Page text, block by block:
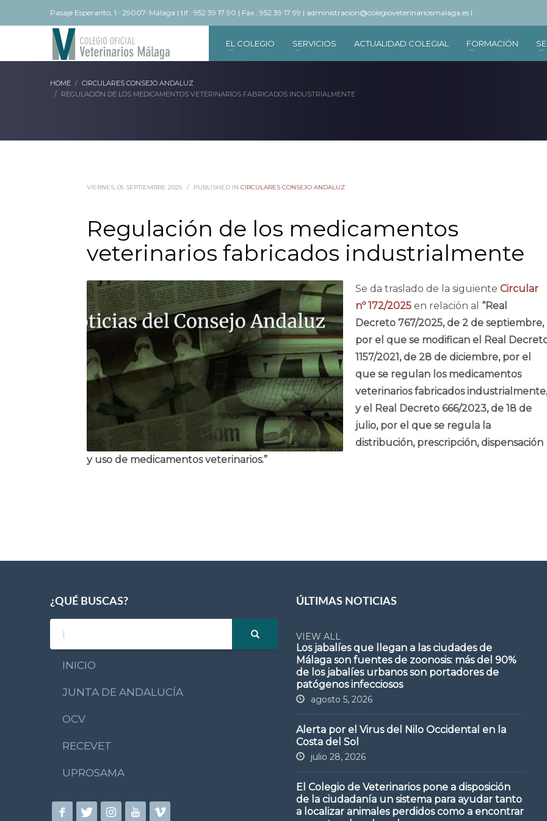
Pasaje Esperanto, 1 · 29007· Málaga | tlf : 952 39 17 90 | Fax : 952 39 17 99 | administracion@colegioveterinariosmalaga.es |
EL COLEGIO SERVICIOS ACTUALIDAD COLEGIAL FORMACIÓN
HOME
CIRCULARES CONSEJO ANDALUZ
REGULACIÓN DE LOS MEDICAMENTOS VETERINARIOS FABRICADOS INDUSTRIALMENTE
VIERNES, 05 SEPTIEMBRE 2025 / PUBLISHED IN CIRCULARES CONSEJO ANDALUZ
Regulación de los medicamentos
veterinarios fabricados industrialmente
Se da traslado de la siguiente Circular
nº 172/2025 en relación al “Real
Decreto 767/2025, de 2 de septiembre,
por el que se modifican el Real
1157/2021, de 28 de diciembre, por el
que se regulan los medicamentos
veterinarios fabricados industrialmente,
y el Real Decreto 666/2023, de 18 de
julio, por el que se regula la
distribución, prescripción, dispensación
y uso de medicamentos veterinarios.”
¿QUÉ BUSCAS?
INICIO
JUNTA DE ANDALUCÍA
OCV
RECEVET
UPROSAMA
ÚLTIMAS NOTICIAS
VIEW ALL
Los jabalíes que llegan a las ciudades de
Málaga son fuentes de zoonosis: más del 90%
de los jabalíes urbanos son portadores de
patógenos infecciosos
agosto 5, 2026
Alerta por el Virus del Nilo Occidental en la
Costa del Sol
julio 28, 2026
El Colegio de Veterinarios pone a disposición
de la ciudadanía un sistema para ayudar tanto
a localizar animales perdidos como a encontrar